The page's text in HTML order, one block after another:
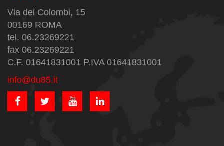
Via dei Colombi, 15
00169 ROMA
tel. 06.23269221
fax 06.23269221
C.F. 01641831001 P.IVA 01641831001
info@du85.it